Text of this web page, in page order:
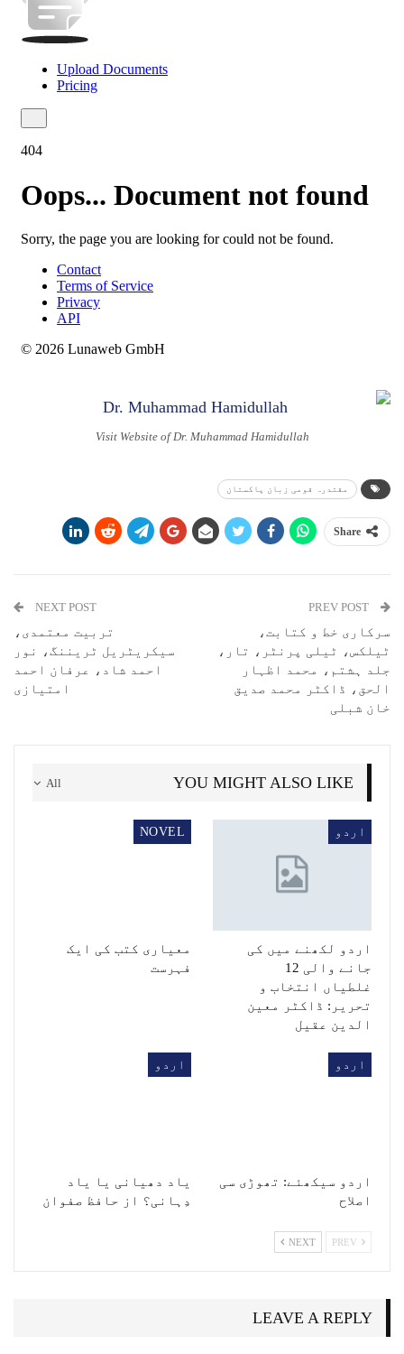
Visit Website of Dr. Muhammad Hamidullah
مقتدرہ قومی زبان پاکستان
Share
سرکاری خط و کتابت،
ٹیلکس، ٹیلی پرنٹر، تار،
جلد ہشتم، محمد اظہار
الحق، ڈاکٹر محمد صدیق
خان شبلی
NEXT POST
تربیت معتمدی،
سیکریٹریل ٹریننگ، نور
احمد شاد، عرفان احمد
امتیازی
All YOU MIGHT ALSO LIKE
اردو
اردو لکھنے میں کی
جانے والی 12
غلطیاں انتخاب و
تحریر: ڈاکٹر معین
الدین عقیل
NOVEL
معیاری کتب کی ایک
فہرست
اردو
اردو سیکھئے: تھوڑی سی
اصلاح
اردو
یاد دھیانی یا یاد
دِہانی؟ از حافظ صفوان
NEXT
LEAVE A REPLY